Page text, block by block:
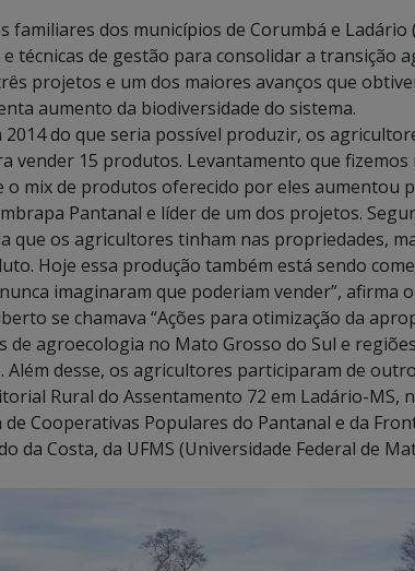
familiares dos municípios de Corumbá e Ladário
técnicas de gestão para consolidar a transição
projetos e um dos maiores avanços que
aumento da biodiversidade do sistema.
do que seria possível produzir, os
vender 15 produtos. Levantamento que fizemos
mix de produtos oferecido por eles aumentou
Pantanal e líder de um dos projetos.
que os agricultores tinham nas propriedades,
Hoje essa produção também está sendo
imaginaram que poderiam vender”, afirma
se chamava “Ações para otimização da
de agroecologia no Mato Grosso do Sul e
desse, os agricultores participaram de
Rural do Assentamento 72 em Ladário-MS,
Cooperativas Populares do Pantanal e da
da Costa, da UFMS (Universidade Federal de